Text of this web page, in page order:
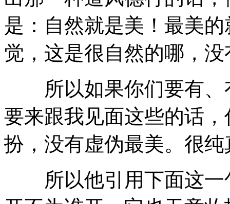
是：自然就是美！最美
觉，这是很自然的哪，
所以如果你们要有、
要来跟我见面这些的话
扮，没有虚伪最美。很
所以他引用下面这一